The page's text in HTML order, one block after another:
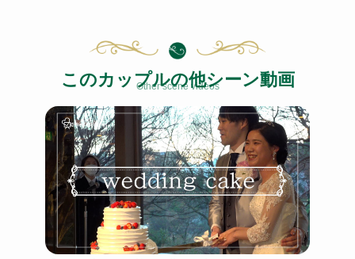
Other scene videos
このカップルの他シーン動画